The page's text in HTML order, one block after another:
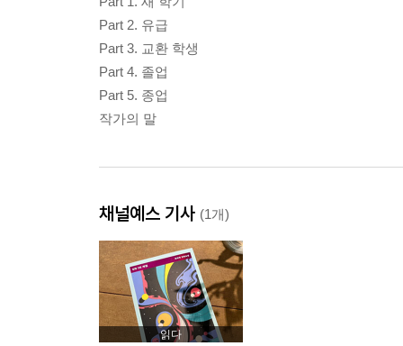
Part 2. 유급
Part 3. 교환 학생
Part 4. 졸업
Part 5. 종업
작가의 말
채널예스 기사 (1개)
읽다